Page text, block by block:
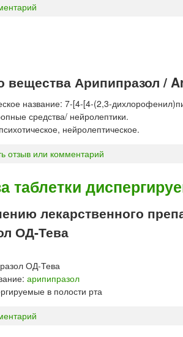
вещества Арипипразол /
название: 7-[4-[4-(2,3-
средства/ нейролептики.
нейролептическое.
отзыв или комментарий
таблетки
лекарственного
ОД-Тева
ОД-Тева
арипипразол
в полости рта